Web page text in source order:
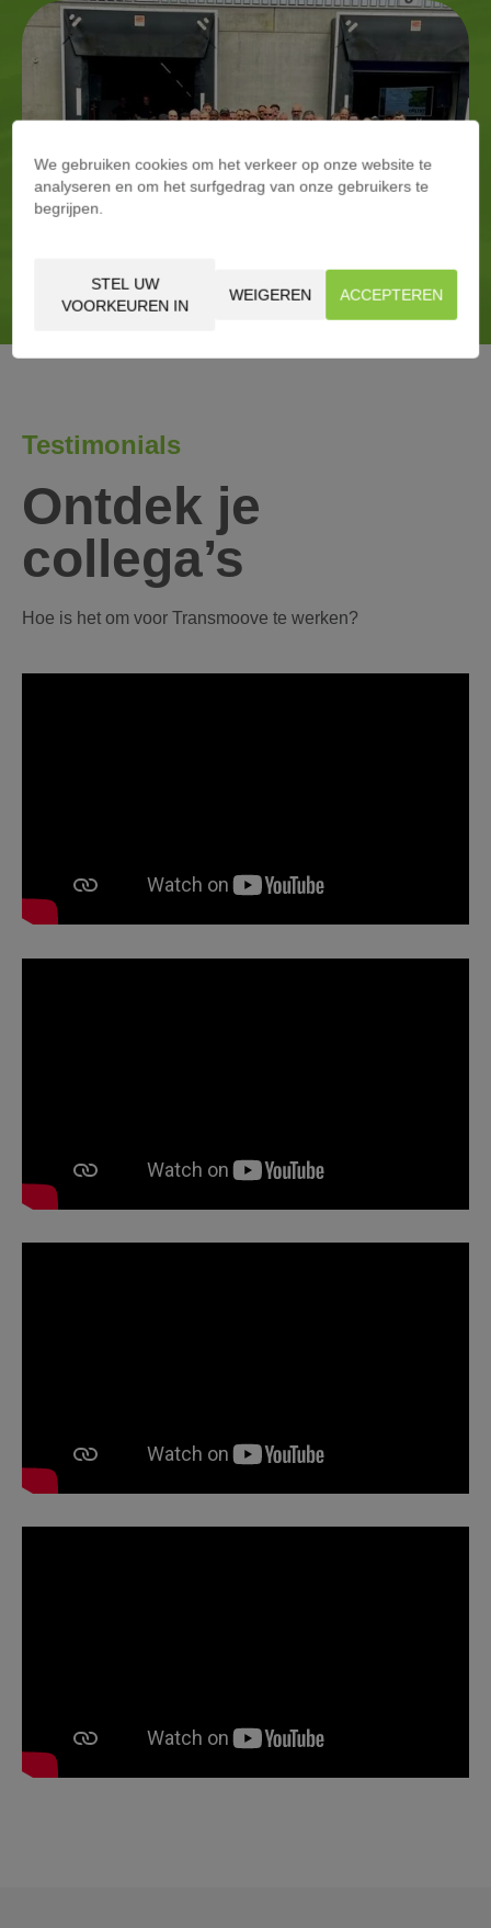
Testimonials
Ontdek je
collega’s
Hoe is het om voor Transmoove te werken?
We gebruiken cookies om het verkeer op onze website te
analyseren en om het surfgedrag van onze gebruikers te
begrijpen.
STEL UW
VOORKEUREN IN
WEIGEREN ACCEPTEREN